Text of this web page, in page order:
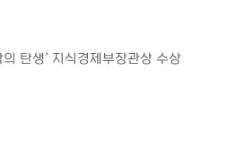
의 탄생’ 지식경제부장관상 수상